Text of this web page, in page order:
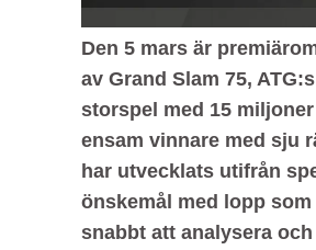
Den 5 mars är
av Grand Slam 75,
storspel med 15
ensam vinnare med sju
har utvecklats utifrån
önskemål med lopp som
snabbt att analysera